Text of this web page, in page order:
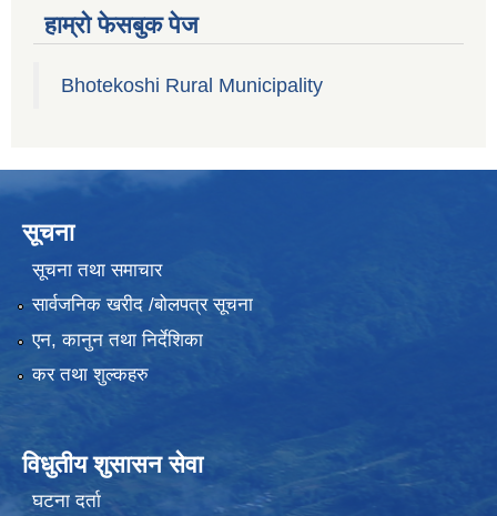
हाम्रो फेसबुक पेज
Bhotekoshi Rural Municipality
सूचना
सूचना तथा समाचार
सार्वजनिक खरीद /बोलपत्र सूचना
एन, कानुन तथा निर्देशिका
कर तथा शुल्कहरु
विधुतीय शुसासन सेवा
घटना दर्ता